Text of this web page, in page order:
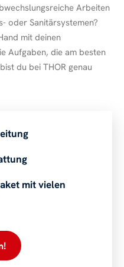
Arbeiten
oder Sanitärsystemen?
mit deinen
Aufgaben, die am besten
du bei THOR genau
mit vielen